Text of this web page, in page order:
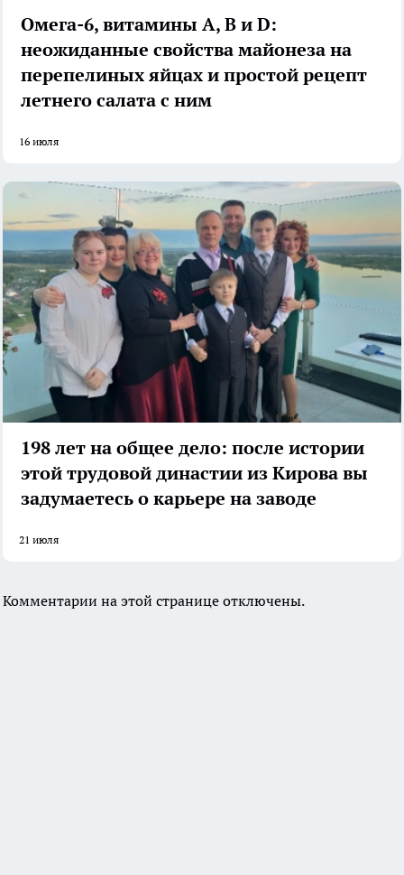
Омега-6, витамины А, В и D:
неожиданные свойства майонеза на
перепелиных яйцах и простой рецепт
летнего салата с ним
16 июля
198 лет на общее дело: после истории
этой трудовой династии из Кирова вы
задумаетесь о карьере на заводе
21 июля
Комментарии на этой странице отключены.